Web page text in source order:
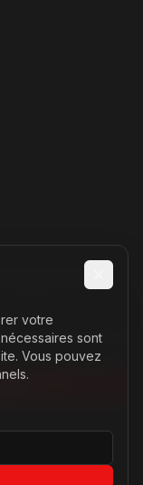
dans
votre
sont
Vous pouvez